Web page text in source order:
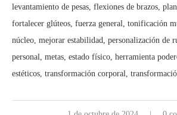
levantamiento de pesas, flexiones de brazos,
fortalecer glúteos, fuerza general, tonificación
núcleo, mejorar estabilidad, personalización de
personal, metas, estado físico, herramienta
estéticos, transformación corporal,